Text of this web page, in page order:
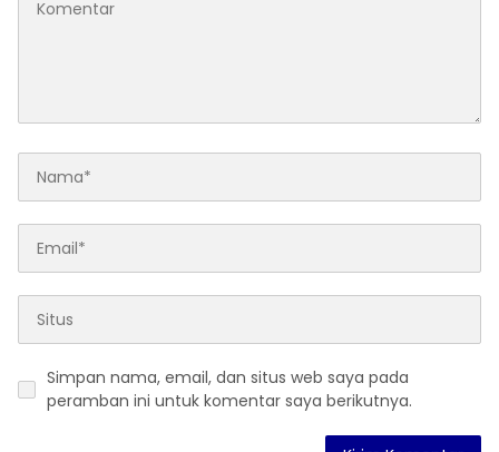
Simpan nama, email, dan situs web saya pada
peramban ini untuk komentar saya berikutnya.